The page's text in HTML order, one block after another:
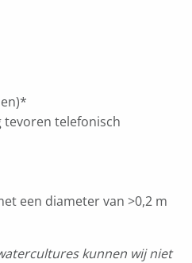
tevoren telefonisch
een diameter van >0,2 m
kunnen wij niet